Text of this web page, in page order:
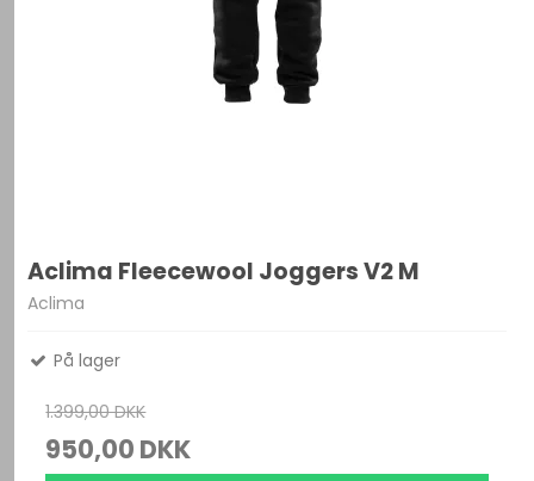
Aclima Fleecewool Joggers V2 M
Aclima
På lager
1.399,00 DKK
950,00 DKK